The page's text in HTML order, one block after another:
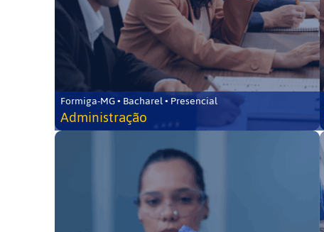
Formiga-MG • Bacharel • Presencial
Administração